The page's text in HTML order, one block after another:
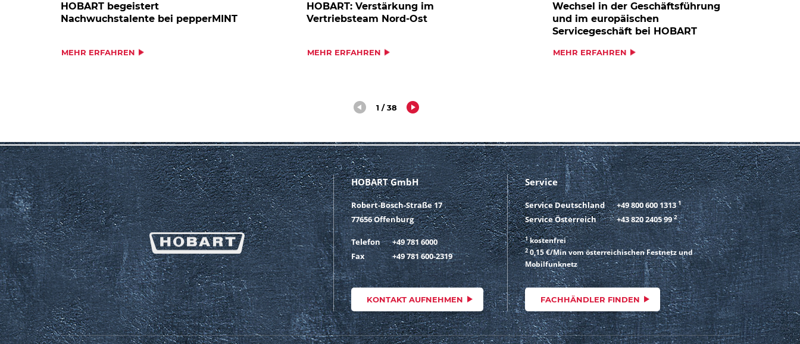
HOBART begeistert
Nachwuchstalente bei pepperMINT
MEHR ERFAHREN
HOBART: Verstärkung im
Vertriebsteam Nord-Ost
MEHR ERFAHREN
Wechsel in der Geschäftsführung
und im europäischen
Servicegeschäft bei HOBART
MEHR ERFAHREN
1 / 38
HOBART GmbH
Robert-Bosch-Straße 17
77656 Offenburg
Telefon
+49 781 6000
Fax
+49 781 600-2319
KONTAKT AUFNEHMEN
Service
Service Deutschland +49 800 600 1313 1
Service Österreich +43 820 2405 99 2
1kostenfrei
20,15 €/Min vom österreichischen Festnetz und
Mobilfunknetz
FACHHÄNDLER FINDEN